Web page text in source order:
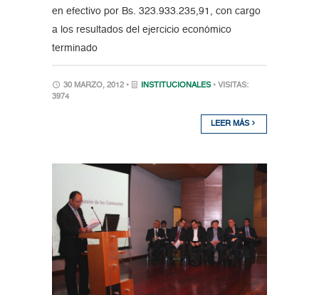
en efectivo por Bs. 323.933.235,91, con cargo
a los resultados del ejercicio económico
terminado
30 MARZO, 2012 • INSTITUCIONALES • VISITAS:
3974
LEER MÁS